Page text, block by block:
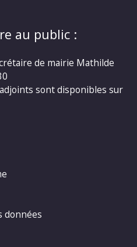
au public :
de mairie Mathilde
sont disponibles sur
données